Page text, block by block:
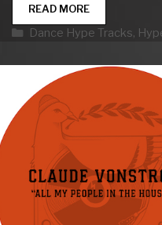
READ MOREDANCE
HYPE
TRACKS
05
Kategorien
Dance Hype Tracks,